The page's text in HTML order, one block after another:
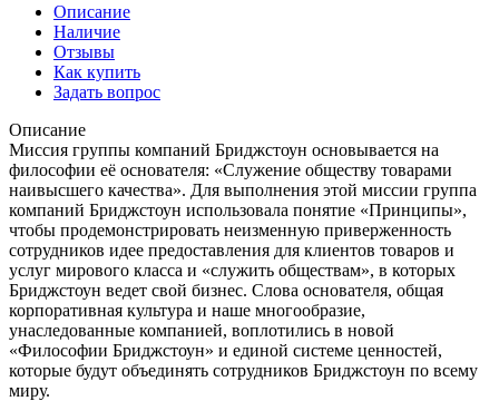
Описание
Наличие
Отзывы
Как купить
Задать вопрос
Описание
Миссия группы компаний Бриджстоун основывается на
философии её основателя: «Служение обществу товарами
наивысшего качества». Для выполнения этой миссии группа
компаний Бриджстоун использовала понятие «Принципы»,
чтобы продемонстрировать неизменную приверженность
сотрудников идее предоставления для клиентов товаров и
услуг мирового класса и «служить обществам», в которых
Бриджстоун ведет свой бизнес. Слова основателя, общая
корпоративная культура и наше многообразие,
унаследованные компанией, воплотились в новой
«Философии Бриджстоун» и единой системе ценностей,
которые будут объединять сотрудников Бриджстоун по всему
миру.